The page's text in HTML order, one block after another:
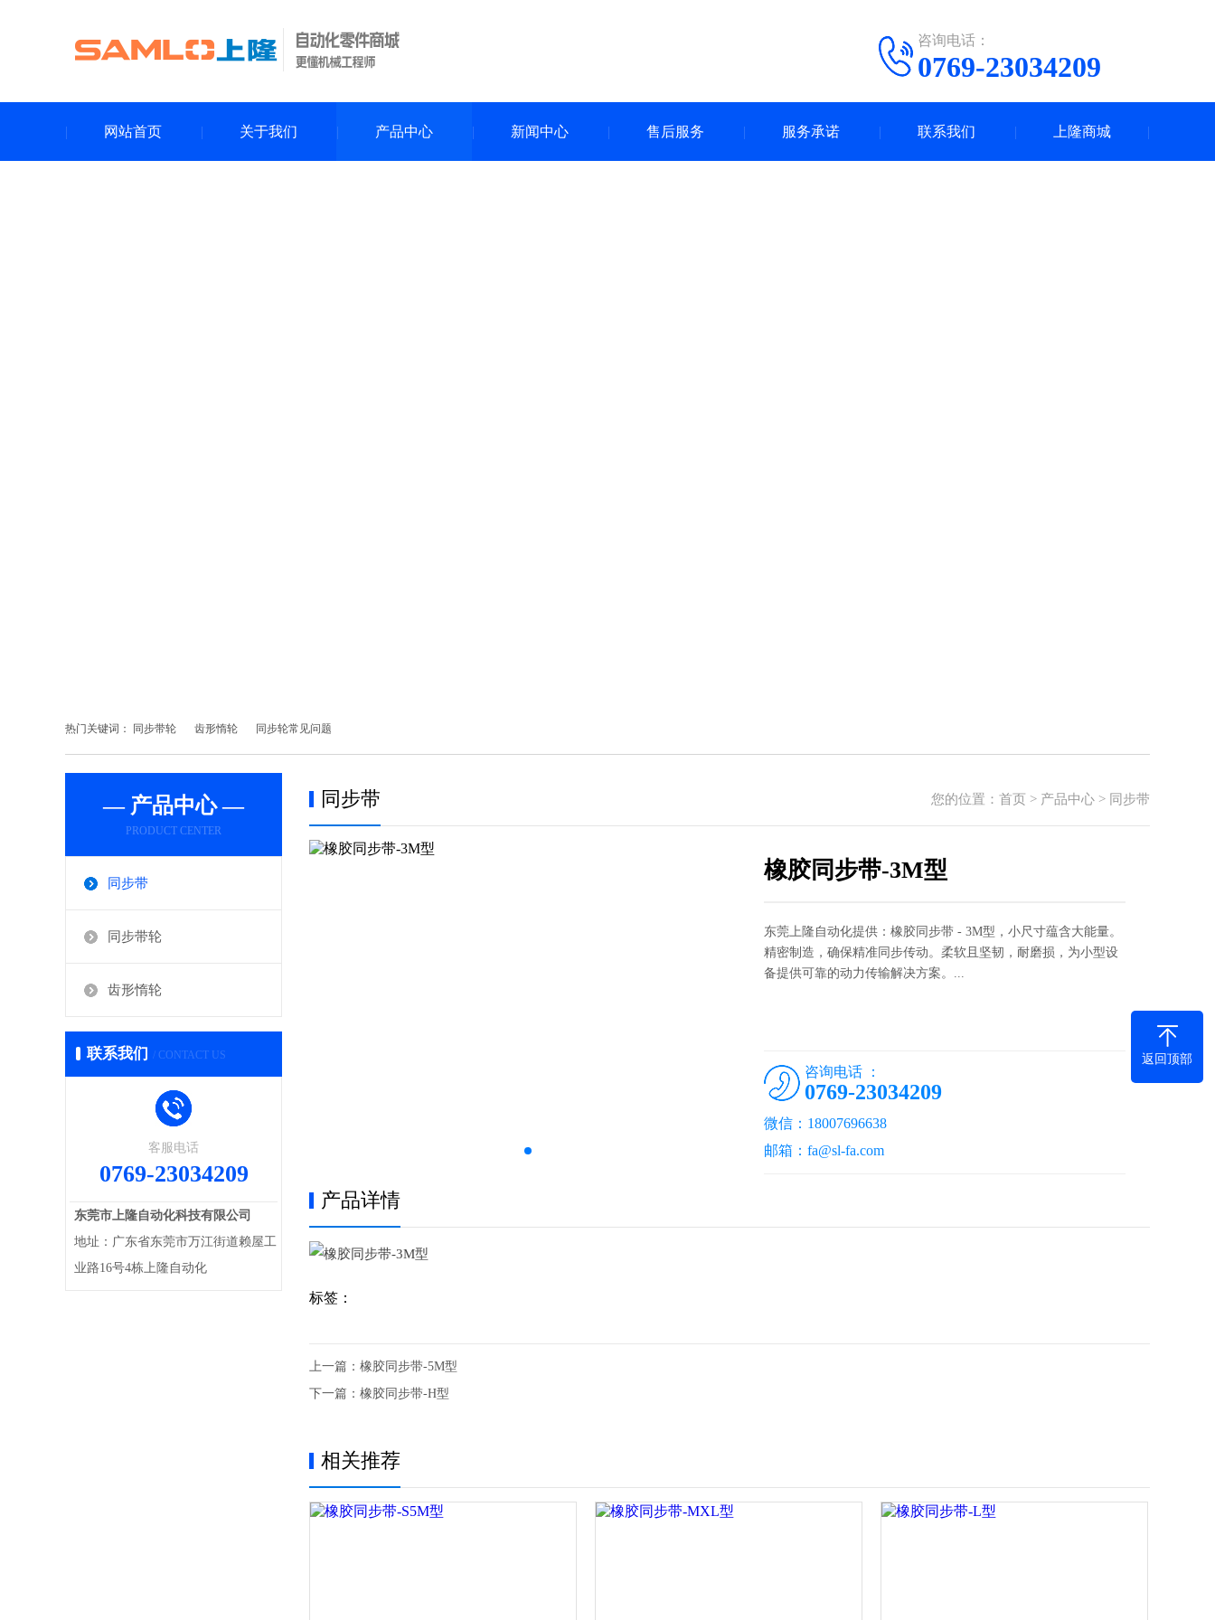
咨询电话：
0769-23034209
网站首页 关于我们 产品中心 新闻中心 售后服务 服务承诺 联系我们 上隆商城
热门关键词： 同步带轮 齿形惰轮 同步轮常见问题
— 产品中心 —
PRODUCT CENTER
同步带
同步带轮
齿形惰轮
联系我们 / CONTACT US
客服电话
0769-23034209
东莞市上隆自动化科技有限公司
地址：广东省东莞市万江街道赖屋工
业路16号4栋上隆自动化
您的位置： 首页 > 产品中心 > 同步带
同步带
橡胶同步带-3M型
东莞上隆自动化提供：橡胶同步带 - 3M型，小尺寸蕴含大能量。
精密制造，确保精准同步传动。柔软且坚韧，耐磨损，为小型设
备提供可靠的动力传输解决方案。...
咨询电话 ：
0769-23034209
微信：18007696638
邮箱：fa@sl-fa.com
产品详情
标签：
上一篇： 橡胶同步带-5M型
下一篇： 橡胶同步带-H型
相关推荐
返回顶部